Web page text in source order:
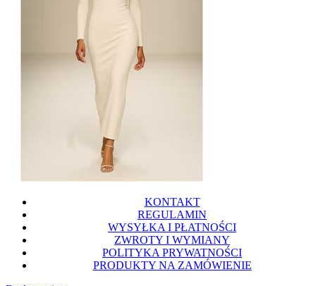
KONTAKT
REGULAMIN
WYSYŁKA I PŁATNOŚCI
ZWROTY I WYMIANY
POLITYKA PRYWATNOŚCI
PRODUKTY NA ZAMÓWIENIE